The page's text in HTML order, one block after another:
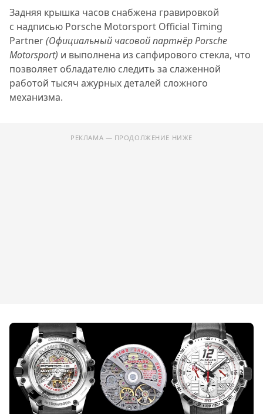
Задняя крышка часов снабжена гравировкой
с надписью Porsche Motorsport Official Timing
Partner(Официальный часовой партнёр Porsche
Motorsport) и выполнена из сапфирового стекла, что
позволяет обладателю следить за слаженной
работой тысяч ажурных деталей сложного
механизма.
РЕКЛАМА — ПРОДОЛЖЕНИЕ НИЖЕ